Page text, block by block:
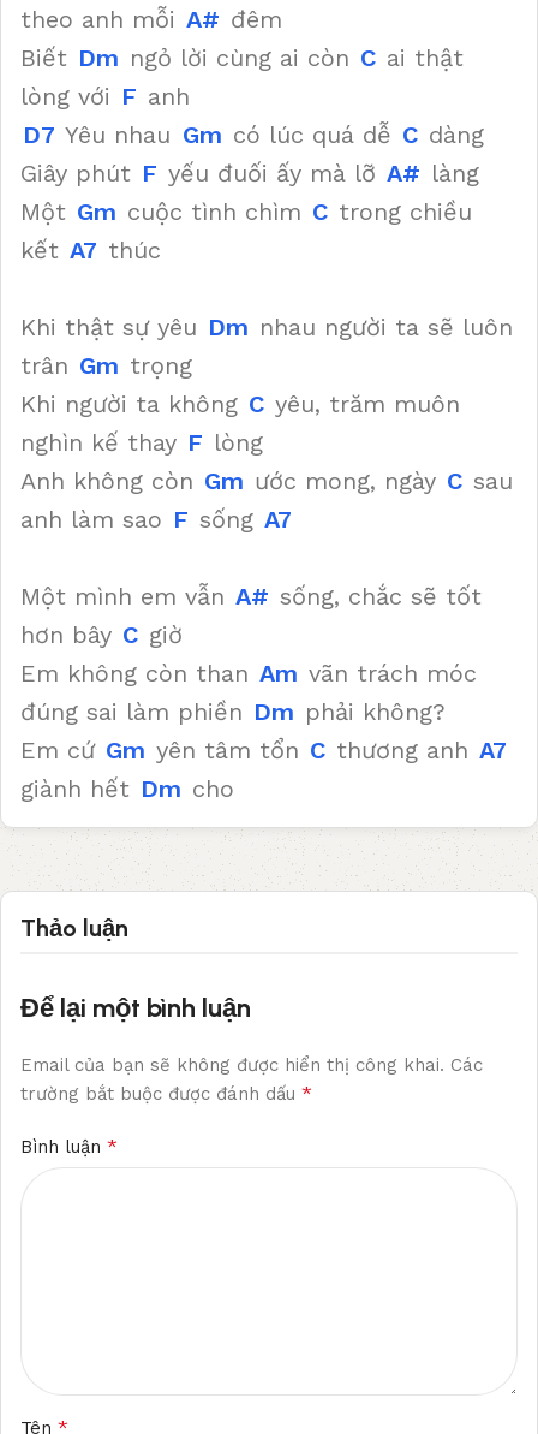
theo anh mỗi A# đêm
Biết Dm ngỏ lời cùng ai còn C ai thật
lòng với F anh
D7 Yêu nhau Gm có lúc quá dễ C dàng
Giây phút F yếu đuối ấy mà lỡ A# làng
Một Gm cuộc tình chìm C trong chiều
kết A7 thúc
Khi thật sự yêu Dm nhau người ta sẽ luôn
trân Gm trọng
Khi người ta không C yêu, trăm muôn
nghìn kế thay F lòng
Anh không còn Gm ước mong, ngày C sau
anh làm sao F sống A7
Một mình em vẫn A# sống, chắc sẽ tốt
hơn bây C giờ
Em không còn than Am vãn trách móc
đúng sai làm phiền Dm phải không?
Em cứ Gm yên tâm tổn C thương anh A7
giành hết Dm cho
Thảo luận
Để lại một bình luận
Email của bạn sẽ không được hiển thị công khai. Các
trường bắt buộc được đánh dấu *
Bình luận *
Tên *